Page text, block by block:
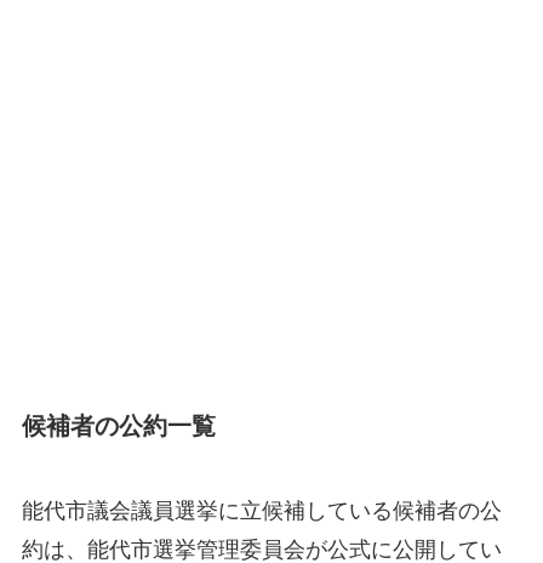
候補者の公約一覧
能代市議会議員選挙に立候補している候補者の公
約は、能代市選挙管理委員会が公式に公開してい